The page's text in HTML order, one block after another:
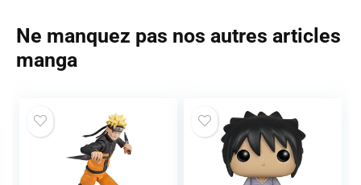
Ne manquez pas nos autres articles
manga